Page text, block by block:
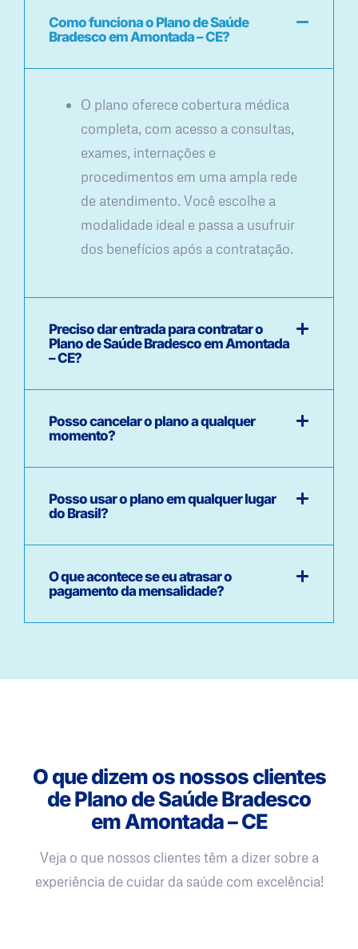
Como funciona o Plano de Saúde
Bradesco em Amontada – CE?
O plano oferece cobertura médica
completa, com acesso a consultas,
exames, internações e
procedimentos em uma ampla rede
de atendimento. Você escolhe a
modalidade ideal e passa a usufruir
dos benefícios após a contratação.
Preciso dar entrada para contratar o
Plano de Saúde Bradesco em Amontada
– CE?
Posso cancelar o plano a qualquer
momento?
Posso usar o plano em qualquer lugar
do Brasil?
O que acontece se eu atrasar o
pagamento da mensalidade?
O que dizem os nossos clientes
de Plano de Saúde Bradesco
em Amontada – CE
Veja o que nossos clientes têm a dizer sobre a
experiência de cuidar da saúde com excelência!